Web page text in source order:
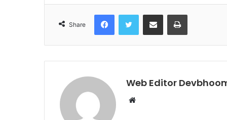
Share
FacebookTwitter Share via Email Print
Web Editor
Website